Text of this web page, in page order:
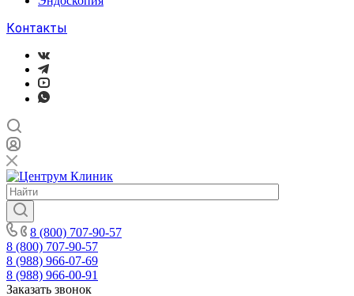
Контакты
8 (800) 707-90-57
8 (800) 707-90-57
8 (988) 966-07-69
8 (988) 966-00-91
Заказать звонок